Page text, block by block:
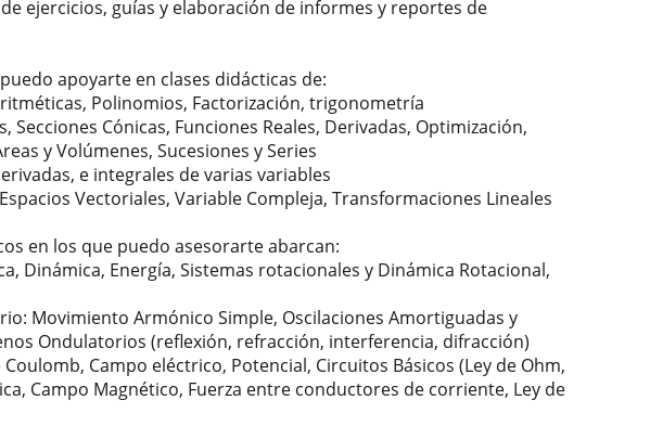
ejercicios, guías y elaboración de informes y reportes de
apoyarte en clases didácticas de:
Polinomios, Factorización, trigonometría
Secciones Cónicas, Funciones Reales, Derivadas, Optimización,
y Volúmenes, Sucesiones y Series
e integrales de varias variables
Vectoriales, Variable Compleja, Transformaciones Lineales
en los que puedo asesorarte abarcan:
Dinámica, Energía, Sistemas rotacionales y Dinámica Rotacional,
Movimiento Armónico Simple, Oscilaciones Amortiguadas y
Ondulatorios (reflexión, refracción, interferencia, difracción)
Campo eléctrico, Potencial, Circuitos Básicos (Ley de Ohm,
Campo Magnético, Fuerza entre conductores de corriente, Ley de